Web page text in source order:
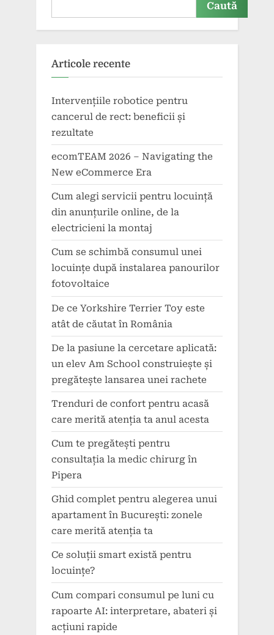
Caută
Articole recente
Intervențiile robotice pentru
cancerul de rect: beneficii și
rezultate
ecomTEAM 2026 – Navigating the
New eCommerce Era
Cum alegi servicii pentru locuință
din anunțurile online, de la
electricieni la montaj
Cum se schimbă consumul unei
locuințe după instalarea panourilor
fotovoltaice
De ce Yorkshire Terrier Toy este
atât de căutat în România
De la pasiune la cercetare aplicată:
un elev Am School construiește și
pregătește lansarea unei rachete
Trenduri de confort pentru acasă
care merită atenția ta anul acesta
Cum te pregătești pentru
consultația la medic chirurg în
Pipera
Ghid complet pentru alegerea unui
apartament în București: zonele
care merită atenția ta
Ce soluții smart există pentru
locuințe?
Cum compari consumul pe luni cu
rapoarte AI: interpretare, abateri și
acțiuni rapide